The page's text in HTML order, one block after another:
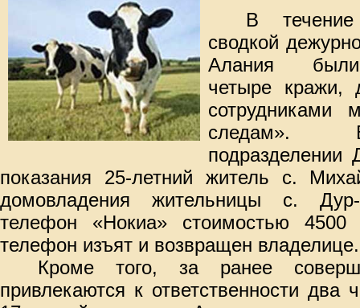
В течение
сводкой
Алания были
четыре кражи,
сотрудниками
следам».
подразделении
показания 25-летний житель с.
домовладения жительницы с.
телефон «Нокиа» стоимостью
телефон изъят и возвращен владелице.
Кроме того, за ранее
привлекаются к ответственности два